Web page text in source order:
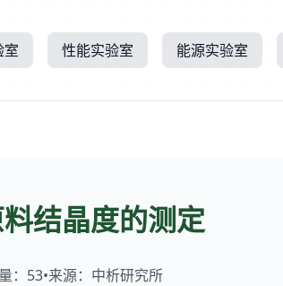
室 性能实验室 能源实验室
结晶度的测定
： 53•来源：中析研究所